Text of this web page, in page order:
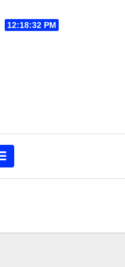
12:18:33 PM